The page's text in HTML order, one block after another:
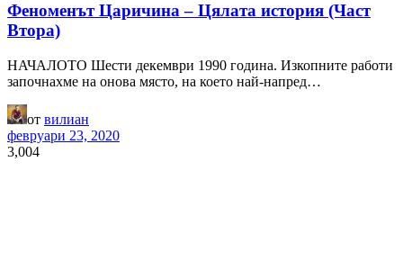
Феноменът Царичина – Цялата история (Част
Втора)
НАЧАЛОТО Шести декември 1990 година. Изкопните работи
започнахме на онова място, на което най-напред…
от вилиан
февруари 23, 2020
3,004